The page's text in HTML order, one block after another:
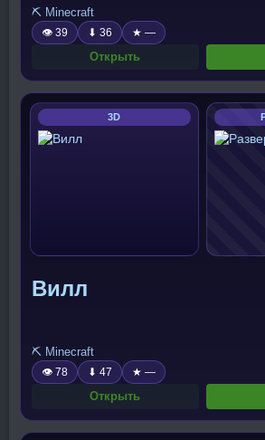
⛏️ Minecraft
👁 39 ⬇ 36 ★ —
Открыть
3D
Вилл
⛏️ Minecraft
👁 78 ⬇ 47 ★ —
Открыть